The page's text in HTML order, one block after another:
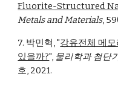
Fluorite-Structured
Metals and Materials,
7. 박민혁, "강유전체 메
있을까?", 물리학과 첨단
호, 2021.